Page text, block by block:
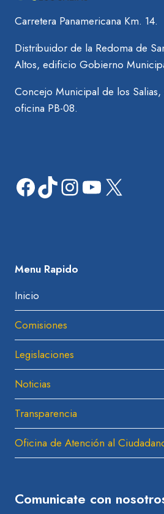
PRO
Y
Carretera Panamericana Km. 14.
Distribuidor de la Redoma de
Altos, edificio Gobierno
Concejo Municipal de los
oficina PB-08.
Facebook
TikTok
Instagram
YouTube
X
Menu Rapido
Inicio
Comisiones
Legislaciones
Noticias
Transparencia
Oficina de Atención al
Comunicate con